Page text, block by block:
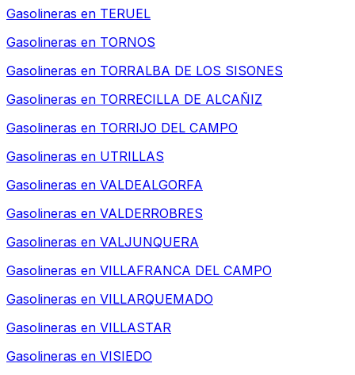
Gasolineras en TERUEL
Gasolineras en TORNOS
Gasolineras en TORRALBA DE LOS SISONES
Gasolineras en TORRECILLA DE ALCAÑIZ
Gasolineras en TORRIJO DEL CAMPO
Gasolineras en UTRILLAS
Gasolineras en VALDEALGORFA
Gasolineras en VALDERROBRES
Gasolineras en VALJUNQUERA
Gasolineras en VILLAFRANCA DEL CAMPO
Gasolineras en VILLARQUEMADO
Gasolineras en VILLASTAR
Gasolineras en VISIEDO